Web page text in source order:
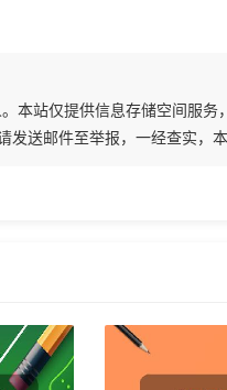
本站仅提供信息存储空间服务
送邮件至举报，一经查实，本